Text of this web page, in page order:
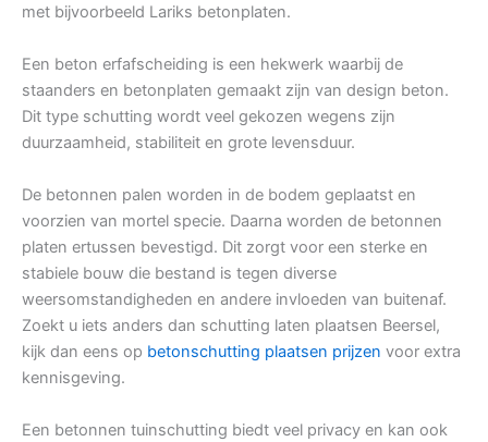
met bijvoorbeeld Lariks betonplaten.
Een beton erfafscheiding is een hekwerk waarbij de
staanders en betonplaten gemaakt zijn van design beton.
Dit type schutting wordt veel gekozen wegens zijn
duurzaamheid, stabiliteit en grote levensduur.
De betonnen palen worden in de bodem geplaatst en
voorzien van mortel specie. Daarna worden de betonnen
platen ertussen bevestigd. Dit zorgt voor een sterke en
stabiele bouw die bestand is tegen diverse
weersomstandigheden en andere invloeden van buitenaf.
Zoekt u iets anders dan schutting laten plaatsen Beersel,
kijk dan eens op betonschutting plaatsen prijzen voor extra
kennisgeving.
Een betonnen tuinschutting biedt veel privacy en kan ook